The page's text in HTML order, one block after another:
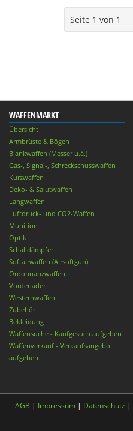
Seite 1 von 1
WAFFENMARKT
Übersicht
Armbrüste & Bögen
Blankwaffen (Messer u.ä.)
Gas-, Signal-, Schreckschusswaffen
Kurzwaffen
Deko- & Salutwaffen
Langwaffen
Luftdruck- und CO2-Waffen
Munition
Optik
Schalldämpfer
Softairwaffen (Airsoftgun)
Ordonnanzwaffen
Vorderlader
Westernwaffen
Zubehör
Bekleidung
Waffensuche - Kaufgesuch aufgeben
Waffenverkauf - Verkaufsangebot
aufgeben
AGB | Impressum | Datenschutz |